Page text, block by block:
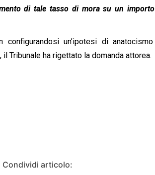
di tale tasso di mora su un
un’ipotesi di
Tribunale ha rigettato la domanda attorea.
Condividi articolo: